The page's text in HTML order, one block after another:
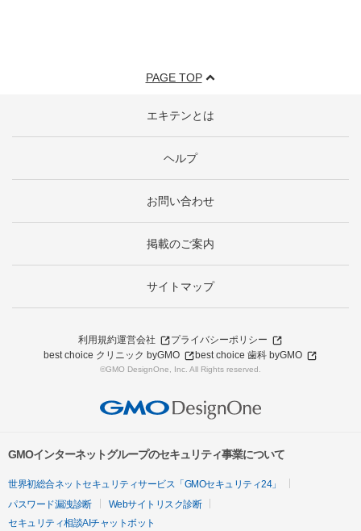
PAGE TOP
エキテンとは
ヘルプ
お問い合わせ
掲載のご案内
サイトマップ
利用規約運営会社
プライバシーポリシー
best choice クリニック byGMO
best choice 歯科 byGMO
©GMO DesignOne, Inc. All Rights reserved.
GMOインターネットグループのセキュリティ事業について
世界初総合ネットセキュリティサービス「GMOセキュリティ24」
パスワード漏洩診断
Webサイトリスク診断
セキュリティ相談AIチャットボット